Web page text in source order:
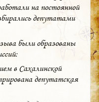
на постоянной
депутатами
были образованы
в Сахалинской
депутатская